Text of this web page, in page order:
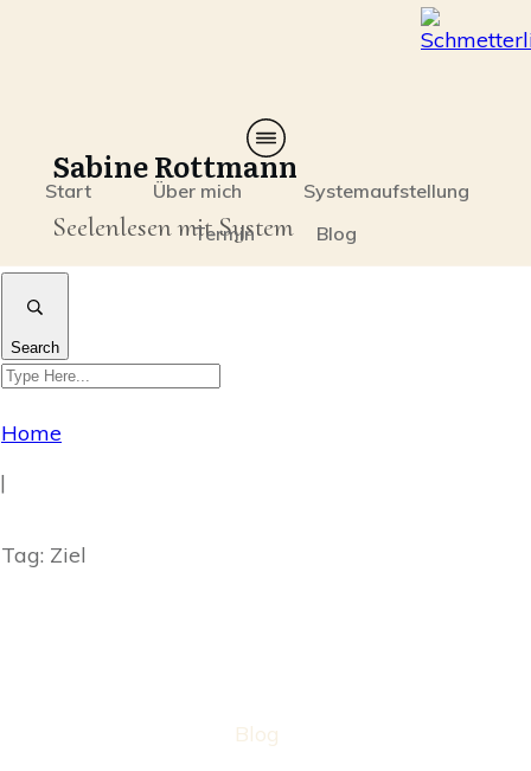
Start Über mich
Systemaufstellung
Termin
Blog
Sabine Rottmann
Seelenlesen mit System
Search
Home
|
Tag: Ziel
Blog